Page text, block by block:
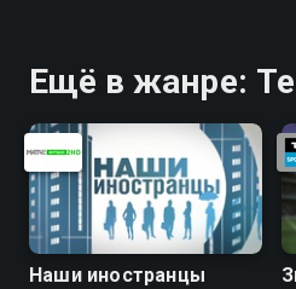
Ещё в жанре:
Наши иностранцы